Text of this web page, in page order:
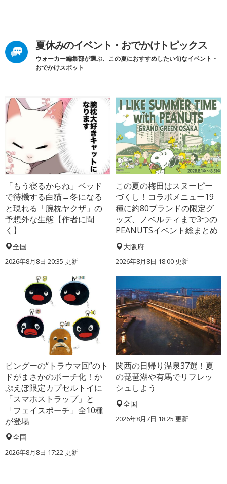
夏休みのイベント・おでかけトピックス
ウォーカー編集部が選ぶ、この夏におすすめしたい旬なイベント・
おでかけスポット
「もう寝るからね」ベッド
で待機する白猫→冬になる
と現れる「腕枕ヤクザ」の
予想外な生態【作者に聞
く】
全国
2026年8月8日 20:35 更新
この夏の梅田はスヌーピー
づくし！コラボメニュー19
種に約80ブランドの限定グ
ッズ、ノベルティまで3つの
PEANUTSイベント総まとめ
大阪府
2026年8月8日 18:00更新
ピングーの“トラウマ回”のト
ドがまさかのポーチ化！か
ぷえぼ限定カプセルトイに
「スマホストラップ」と
「フェイスポーチ」全10種
が登場
全国
2026年8月8日 17:22更新
関西の日帰り温泉37選！夏
の琵琶湖や有馬でリフレッ
シュしよう
全国
2026年8月7日 18:25 更新